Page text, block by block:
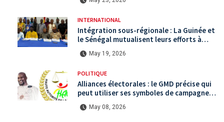
INTERNATIONAL
Intégration sous-régionale : La Guinée et
le Sénégal mutualisent leurs efforts à
Koundara via le programme RéZo
May 19, 2026
POLITIQUE
Alliances électorales : le GMD précise qui
peut utiliser ses symboles de campagne
avant le scrutin du 31 mai
May 08, 2026